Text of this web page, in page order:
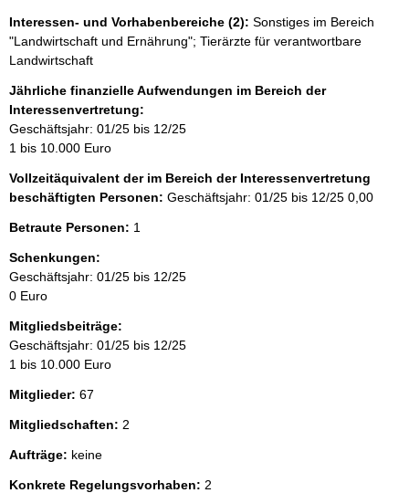
Interessen- und Vorhabenbereiche (2): Sonstiges im Bereich
"Landwirtschaft und Ernährung"; Tierärzte für verantwortbare
Landwirtschaft
Jährliche finanzielle Aufwendungen im Bereich der
Interessenvertretung:
Geschäftsjahr: 01/25 bis 12/25
1 bis 10.000 Euro
Vollzeitäquivalent der im Bereich der Interessenvertretung
beschäftigten Personen: Geschäftsjahr: 01/25 bis 12/25 0,00
Betraute Personen: 1
Schenkungen:
Geschäftsjahr: 01/25 bis 12/25
0 Euro
Mitgliedsbeiträge:
Geschäftsjahr: 01/25 bis 12/25
1 bis 10.000 Euro
Mitglieder: 67
Mitgliedschaften: 2
Aufträge: keine
Konkrete Regelungsvorhaben: 2